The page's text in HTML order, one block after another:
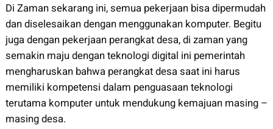
Di Zaman sekarang ini, semua pekerjaan bisa dipermudah
dan diselesaikan dengan menggunakan komputer. Begitu
juga dengan pekerjaan perangkat desa, di zaman yang
semakin maju dengan teknologi digital ini pemerintah
mengharuskan bahwa perangkat desa saat ini harus
memiliki kompetensi dalam penguasaan teknologi
terutama komputer untuk mendukung kemajuan masing –
masing desa.